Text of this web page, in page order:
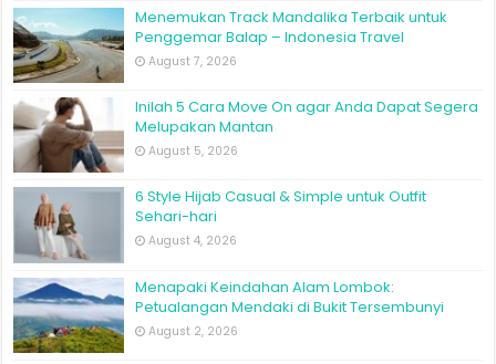
Menemukan Track Mandalika Terbaik untuk
Penggemar Balap – Indonesia Travel
August 7, 2026
Inilah 5 Cara Move On agar Anda Dapat Segera
Melupakan Mantan
August 5, 2026
6 Style Hijab Casual & Simple untuk Outfit
Sehari-hari
August 4, 2026
Menapaki Keindahan Alam Lombok:
Petualangan Mendaki di Bukit Tersembunyi
August 2, 2026